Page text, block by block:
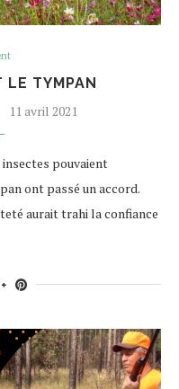
LE TYMPAN
11 avril 2021
insectes pouvaient
ont passé un accord.
aurait trahi la confiance